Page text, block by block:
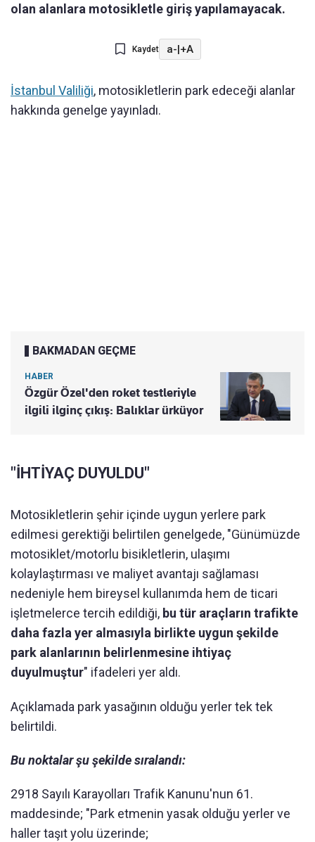
olan alanlara motosikletle giriş yapılamayacak.
Kaydet a-|+A
İstanbul Valiliği, motosikletlerin park edeceği alanlar
hakkında genelge yayınladı.
BAKMADAN GEÇME
HABER
Özgür Özel'den roket testleriyle
ilgili ilginç çıkış: Balıklar ürküyor
"İHTİYAÇ DUYULDU"
Motosikletlerin şehir içinde uygun yerlere park
edilmesi gerektiği belirtilen genelgede, "Günümüzde
motosiklet/motorlu bisikletlerin, ulaşımı
kolaylaştırması ve maliyet avantajı sağlaması
nedeniyle hem bireysel kullanımda hem de ticari
işletmelerce tercih edildiği, bu tür araçların trafikte
daha fazla yer almasıyla birlikte uygun şekilde
park alanlarının belirlenmesine ihtiyaç
duyulmuştur" ifadeleri yer aldı.
Açıklamada park yasağının olduğu yerler tek tek
belirtildi.
Bu noktalar şu şekilde sıralandı:
2918 Sayılı Karayolları Trafik Kanunu'nun 61.
maddesinde; "Park etmenin yasak olduğu yerler ve
haller taşıt yolu üzerinde;